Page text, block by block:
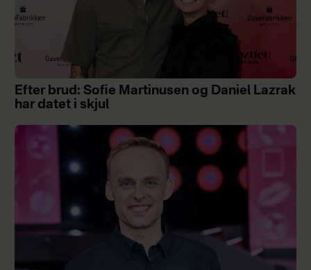
Efter brud: Sofie Martinusen og Daniel Lazrak
har datet i skjul